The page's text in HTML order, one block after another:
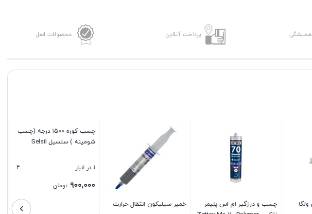
همیشگی پرداخت آنلاین محصولات اصل
خمیر سیلیکون انتقال حرارت
چسب کوره ۱۵۰۰ درجه (چسب
خمیر سیلیکون انتقال حرارت
کافوتر مدل K-5211
20 در انبار
۱۹۰,۰۰۰ تومان